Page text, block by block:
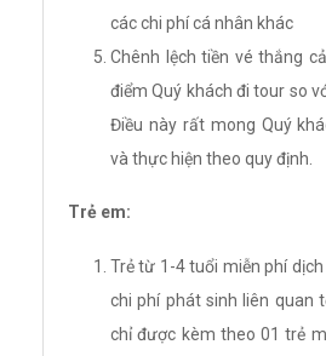
các chi phí cá nhân khác
Chênh lệch tiền vé thắng
điểm Quý khách đi tour so
Điều này rất mong Quý
và thực hiện theo quy định.
Trẻ em:
Trẻ từ 1-4 tuổi miễn phí
chi phí phát sinh liên quan
chỉ được kèm theo 01 trẻ